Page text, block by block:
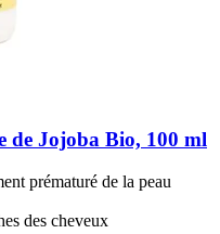
de Jojoba Bio, 100 ml
prématuré de la peau
des cheveux